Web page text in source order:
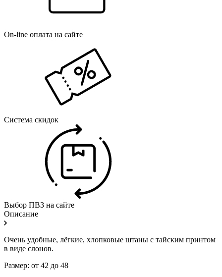
On-line оплата на сайте
Система скидок
Выбор ПВЗ на сайте
Описание
Очень удобные, лёгкие, хлопковые штаны с тайским принтом
в виде слонов.
Размер: от 42 до 48